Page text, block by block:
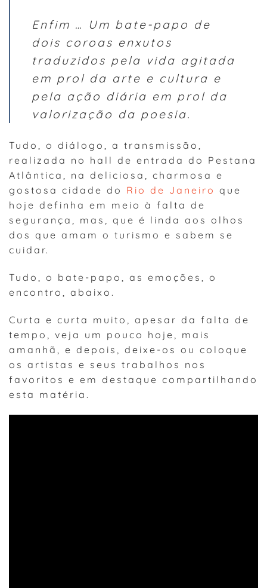
Enfim … Um bate-papo de
dois coroas enxutos
traduzidos pela vida agitada
em prol da arte e cultura e
pela ação diária em prol da
valorização da poesia.
Tudo, o diálogo, a transmissão,
realizada no hall de entrada do Pestana
Atlântica, na deliciosa, charmosa e
gostosa cidade do Rio de Janeiro que
hoje definha em meio à falta de
segurança, mas, que é linda aos olhos
dos que amam o turismo e sabem se
cuidar.
Tudo, o bate-papo, as emoções, o
encontro, abaixo.
Curta e curta muito, apesar da falta de
tempo, veja um pouco hoje, mais
amanhã, e depois, deixe-os ou coloque
os artistas e seus trabalhos nos
favoritos e em destaque compartilhando
esta matéria.